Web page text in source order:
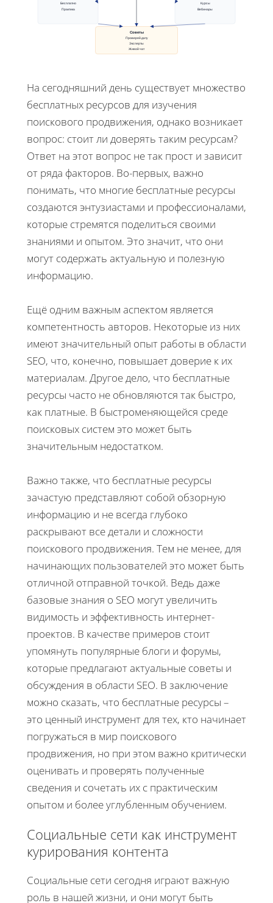
Бесплатно
Практика
Курсы
Вебинары
Советы
Проверяй дату
Эксперты
Живой чат
На сегодняшний день существует множество
бесплатных ресурсов для изучения
поискового продвижения, однако возникает
вопрос: стоит ли доверять таким ресурсам?
Ответ на этот вопрос не так прост и зависит
от ряда факторов. Во-первых, важно
понимать, что многие бесплатные ресурсы
создаются энтузиастами и профессионалами,
которые стремятся поделиться своими
знаниями и опытом. Это значит, что они
могут содержать актуальную и полезную
информацию.
Ещё одним важным аспектом является
компетентность авторов. Некоторые из них
имеют значительный опыт работы в области
SEO, что, конечно, повышает доверие к их
материалам. Другое дело, что бесплатные
ресурсы часто не обновляются так быстро,
как платные. В быстроменяющейся среде
поисковых систем это может быть
значительным недостатком.
Важно также, что бесплатные ресурсы
зачастую представляют собой обзорную
информацию и не всегда глубоко
раскрывают все детали и сложности
поискового продвижения. Тем не менее, для
начинающих пользователей это может быть
отличной отправной точкой. Ведь даже
базовые знания о SEO могут увеличить
видимость и эффективность интернет-
проектов. В качестве примеров стоит
упомянуть популярные блоги и форумы,
которые предлагают актуальные советы и
обсуждения в области SEO. В заключение
можно сказать, что бесплатные ресурсы –
это ценный инструмент для тех, кто начинает
погружаться в мир поискового
продвижения, но при этом важно критически
оценивать и проверять полученные
сведения и сочетать их с практическим
опытом и более углубленным обучением.
Социальные сети как инструмент
курирования контента
Социальные сети сегодня играют важную
роль в нашей жизни, и они могут быть